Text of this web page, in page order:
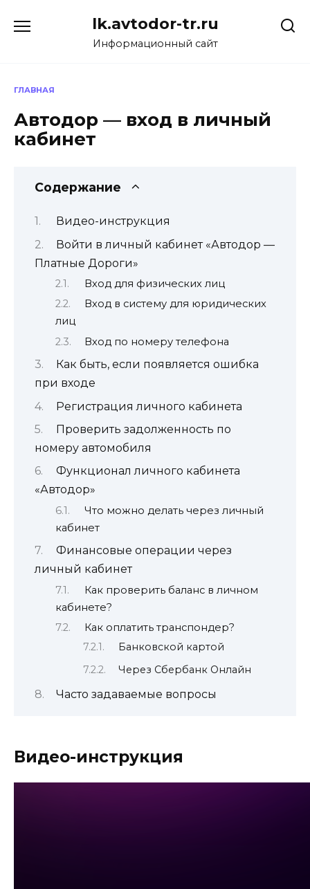
lk.avtodor-tr.ru
Информационный сайт
ГЛАВНАЯ
Автодор — вход в личный
кабинет
Содержание
Видео-инструкция
Войти в личный кабинет «Автодор —
Платные Дороги»
Вход для физических лиц
Вход в систему для юридических
лиц
Вход по номеру телефона
Как быть, если появляется ошибка
при входе
Регистрация личного кабинета
Проверить задолженность по
номеру автомобиля
Функционал личного кабинета
«Автодор»
Что можно делать через личный
кабинет
Финансовые операции через
личный кабинет
Как проверить баланс в личном
кабинете?
Как оплатить транспондер?
Банковской картой
Через Сбербанк Онлайн
Часто задаваемые вопросы
Видео-инструкция